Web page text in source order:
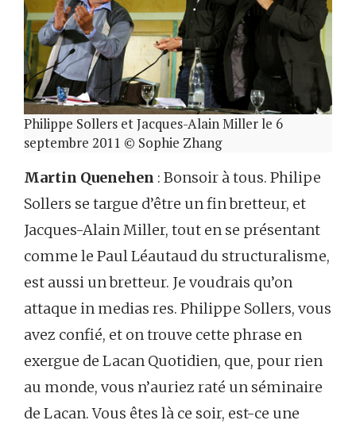
Philippe Sollers et Jacques-Alain Miller le 6
septembre 2011 © Sophie Zhang
Martin Quenehen : Bonsoir à tous. Philipe
Sollers se targue d’être un fin bretteur, et
Jacques-Alain Miller, tout en se présentant
comme le Paul Léautaud du structuralisme,
est aussi un bretteur. Je voudrais qu’on
attaque in medias res. Philippe Sollers, vous
avez confié, et on trouve cette phrase en
exergue de Lacan Quotidien, que, pour rien
au monde, vous n’auriez raté un séminaire
de Lacan. Vous êtes là ce soir, est-ce une